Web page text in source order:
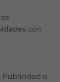
con
o